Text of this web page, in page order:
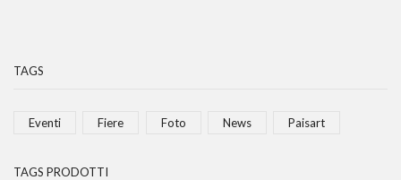
TAGS
Eventi Fiere Foto News Paisart
TAGS PRODOTTI